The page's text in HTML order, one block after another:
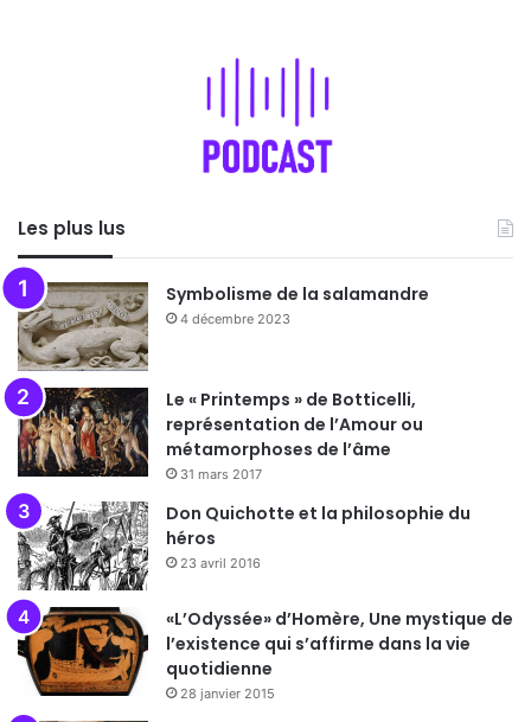
Les plus lus
Symbolisme de la salamandre
4 décembre 2023
Le « Printemps » de Botticelli,
représentation de l’Amour ou
métamorphoses de l’âme
31 mars 2017
Don Quichotte et la philosophie du
héros
23 avril 2016
«L’Odyssée» d’Homère, Une mystique de
l’existence qui s’affirme dans la vie
quotidienne
28 janvier 2015